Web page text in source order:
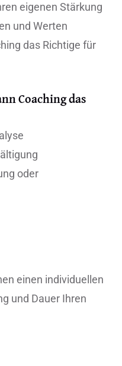
eigenen Stärkung
und Werten
das Richtige für
Coaching das
oder
einen individuellen
und Dauer Ihren